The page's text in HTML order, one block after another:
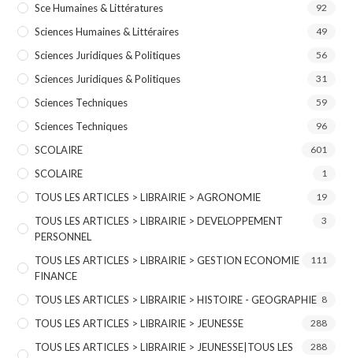
Sce Humaines & Littératures 92
Sciences Humaines & Littéraires 49
Sciences Juridiques & Politiques 56
Sciences Juridiques & Politiques 31
Sciences Techniques 59
Sciences Techniques 96
SCOLAIRE 601
SCOLAIRE 1
TOUS LES ARTICLES > LIBRAIRIE > AGRONOMIE 19
TOUS LES ARTICLES > LIBRAIRIE > DEVELOPPEMENT
PERSONNEL
3
TOUS LES ARTICLES > LIBRAIRIE > GESTION ECONOMIE
FINANCE
111
TOUS LES ARTICLES > LIBRAIRIE > HISTOIRE - GEOGRAPHIE 8
TOUS LES ARTICLES > LIBRAIRIE > JEUNESSE 288
TOUS LES ARTICLES > LIBRAIRIE > JEUNESSE|TOUS LES
288